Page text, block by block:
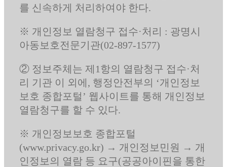
를 신속하게 처리하여야 한다.
※ 개인정보 열람청구 접수·처리 : 광명시
아동보호전문기관(02-897-1577)
② 정보주체는 제1항의 열람청구 접수·처
리 기관 이 외에, 행정안전부의 ‘개인정보
보호 종합포털’ 웹사이트를 통해 개인정보
열람청구를 할 수 있다.
※ 개인정보보호 종합포털
(www.privacy.go.kr) → 개인정보민원 → 개
인정보의 열람 등 요구(공공아이핀을 통한